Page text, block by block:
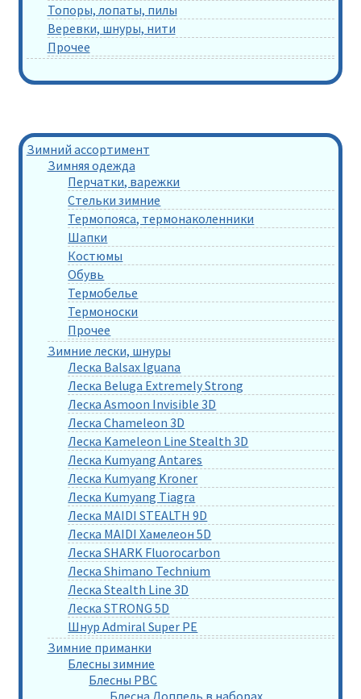
Топоры, лопаты, пилы
Веревки, шнуры, нити
Прочее
Зимний ассортимент
Зимняя одежда
Перчатки, варежки
Стельки зимние
Термопояса, термонаколенники
Шапки
Костюмы
Обувь
Термобелье
Термоноски
Прочее
Зимние лески, шнуры
Леска Balsax Iguana
Леска Beluga Extremely Strong
Леска Asmoon Invisible 3D
Леска Chameleon 3D
Леска Kameleon Line Stealth 3D
Леска Kumyang Antares
Леска Kumyang Kroner
Леска Kumyang Tiagra
Леска MAIDI STEALTH 9D
Леска MAIDI Хамелеон 5D
Леска SHARK Fluorocarbon
Леска Shimano Technium
Леска Stealth Line 3D
Леска STRONG 5D
Шнур Admiral Super PE
Зимние приманки
Блесны зимние
Блесны РВС
Блесна Доппель в наборах